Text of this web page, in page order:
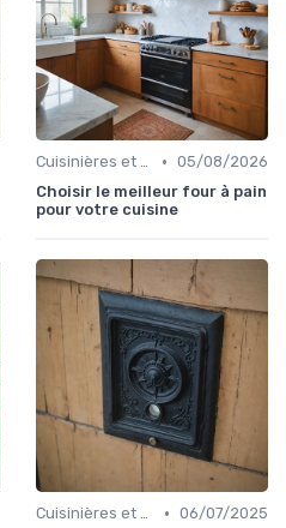
Cuisinières et Fours • 05/08/2026
Choisir le meilleur four à pain
pour votre cuisine
Cuisinières et Fours • 06/07/2025